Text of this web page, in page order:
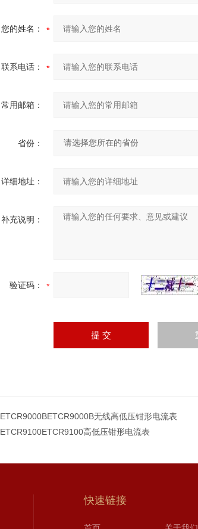
您的姓名：
联系电话：
常用邮箱：
省份：
详细地址：
补充说明：
验证码：
ETCR9000BETCR9000B无线高低压钳形电流表
ETCR9100ETCR9100高低压钳形电流表
快速链接